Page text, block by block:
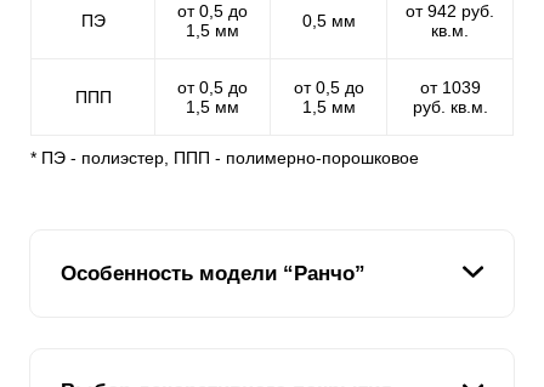
ПЭ
от 0,5 до
1,5 мм
0,5 мм
от 942 руб.
кв.м.
ППП
от 0,5 до
1,5 мм
от 0,5 до
1,5 мм
от 1039
руб. кв.м.
* ПЭ - полиэстер, ППП - полимерно-порошковое
Особенность модели “Ранчо”